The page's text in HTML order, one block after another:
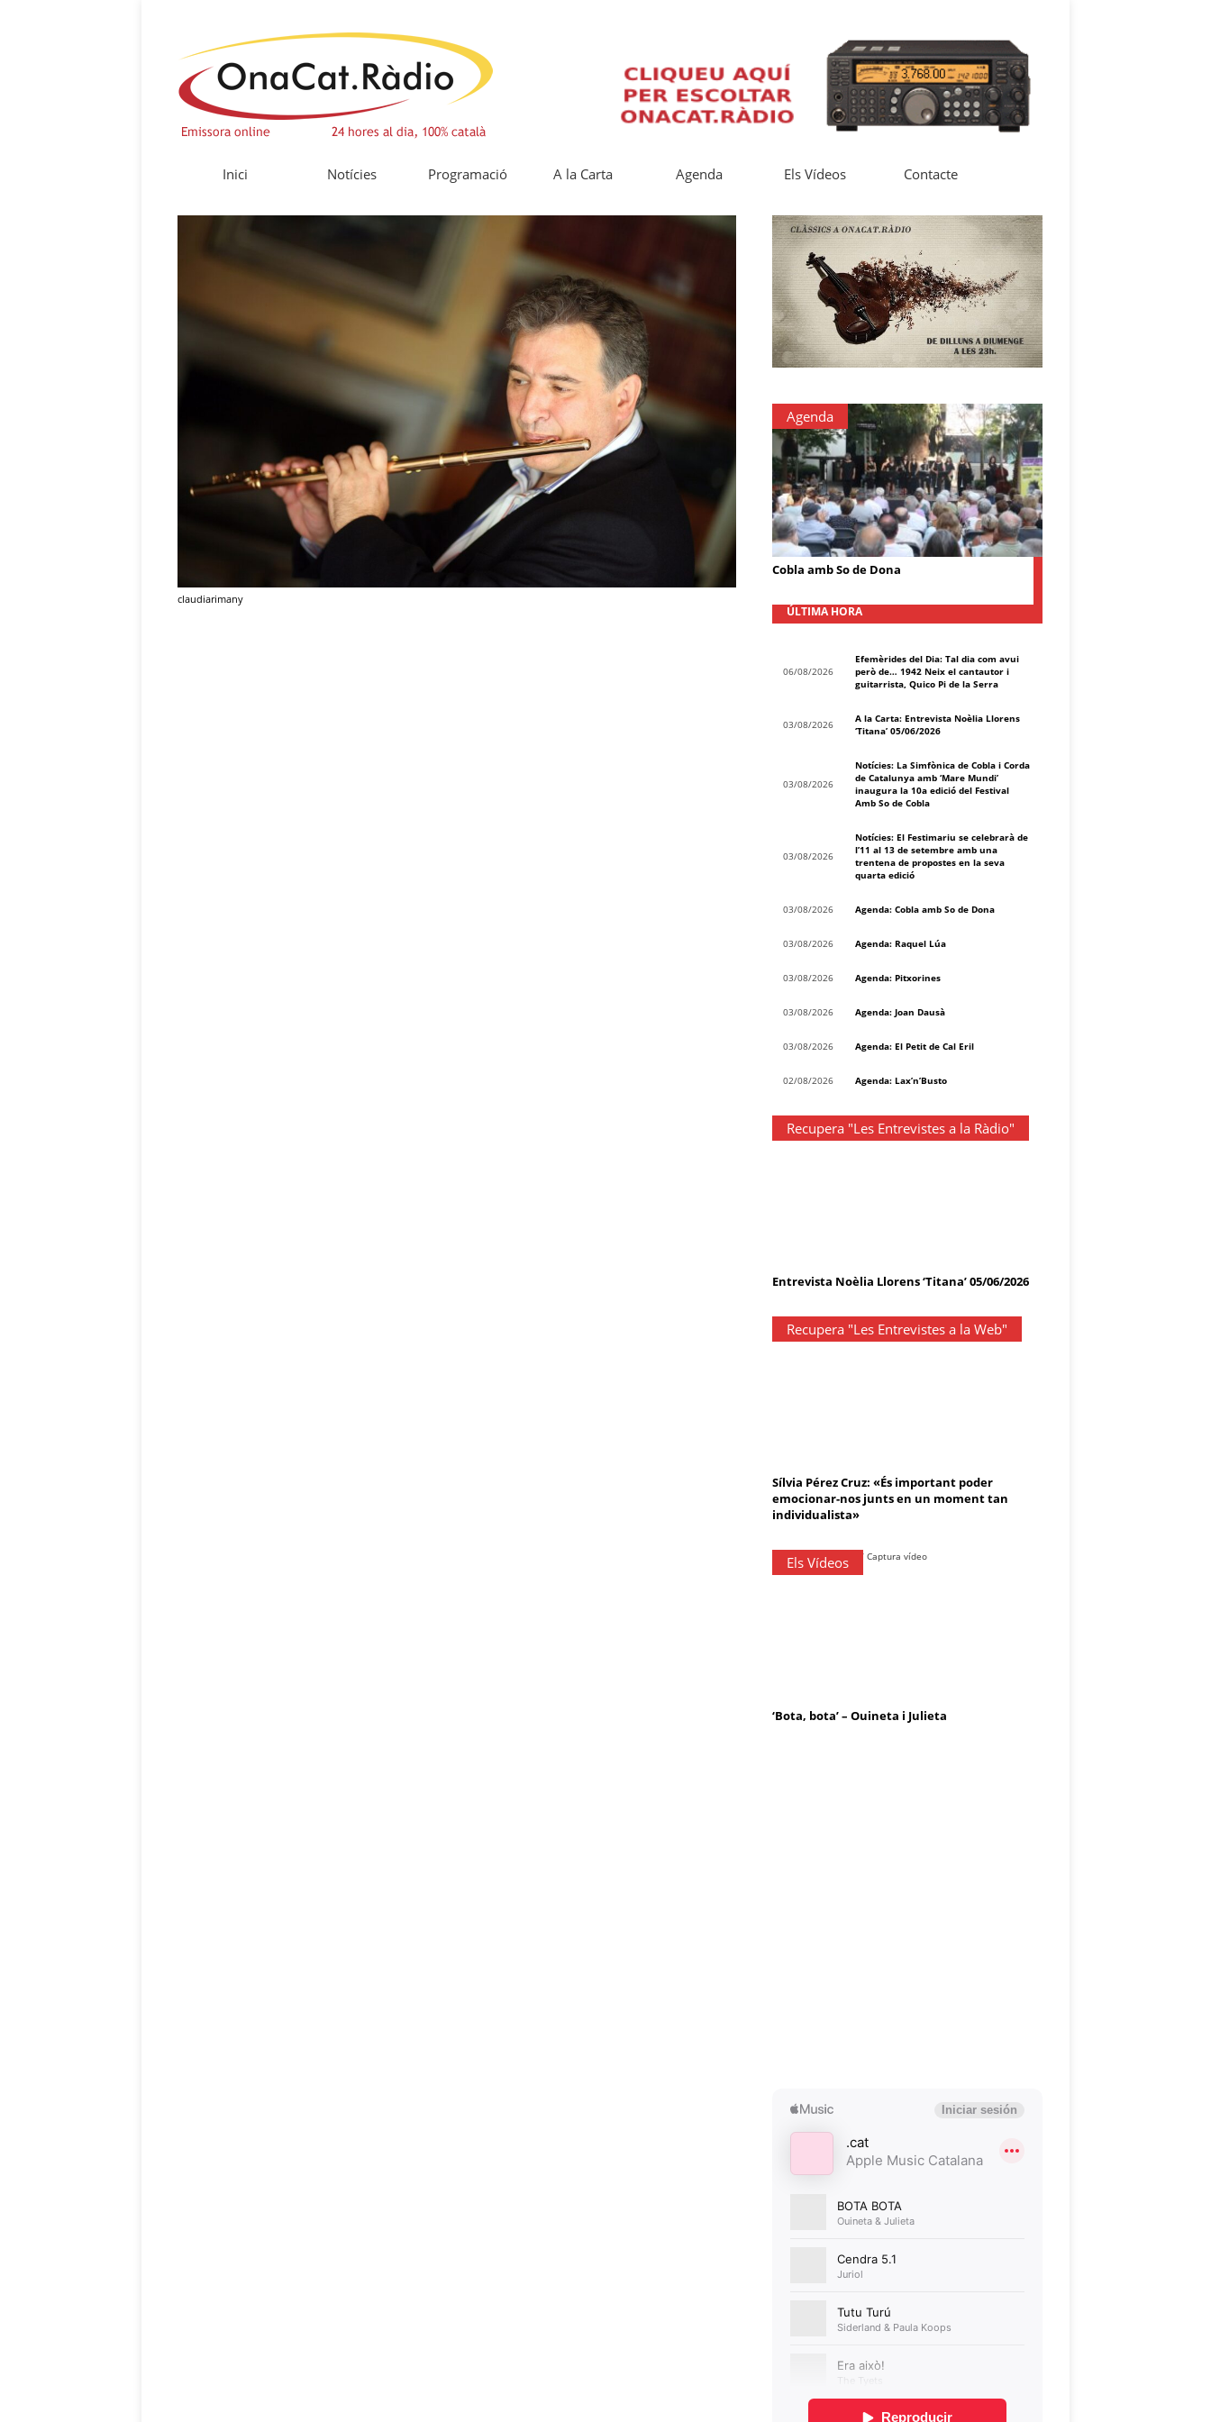
Inici Notícies Programació A la Carta Agenda Els Vídeos Contacte
claudiarimany
Agenda
Cobla amb So de Dona
ÚLTIMA HORA
06/08/2026
Efemèrides del Dia: Tal dia com avui
però de… 1942 Neix el cantautor i
guitarrista, Quico Pi de la Serra
03/08/2026
A la Carta: Entrevista Noèlia Llorens
‘Titana’ 05/06/2026
03/08/2026
Notícies: La Simfònica de Cobla i Corda
de Catalunya amb ‘Mare Mundi’
inaugura la 10a edició del Festival
Amb So de Cobla
03/08/2026
Notícies: El Festimariu se celebrarà de
l’11 al 13 de setembre amb una
trentena de propostes en la seva
quarta edició
03/08/2026 Agenda: Cobla amb So de Dona
03/08/2026 Agenda: Raquel Lúa
03/08/2026 Agenda: Pitxorines
03/08/2026 Agenda: Joan Dausà
03/08/2026 Agenda: El Petit de Cal Eril
02/08/2026 Agenda: Lax’n’Busto
Recupera "Les Entrevistes a la Ràdio"
Entrevista Noèlia Llorens ‘Titana’ 05/06/2026
Recupera "Les Entrevistes a la Web"
Sílvia Pérez Cruz: «És important poder
emocionar-nos junts en un moment tan
individualista»
Els Vídeos
‘Bota, bota’ – Ouineta i Julieta